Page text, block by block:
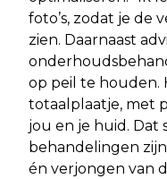
foto’s, zodat je
zien. Daarnaast
op peil te houden.
totaalplaatje, met
jou en je huid. Dat
behandelingen
én verjongen van